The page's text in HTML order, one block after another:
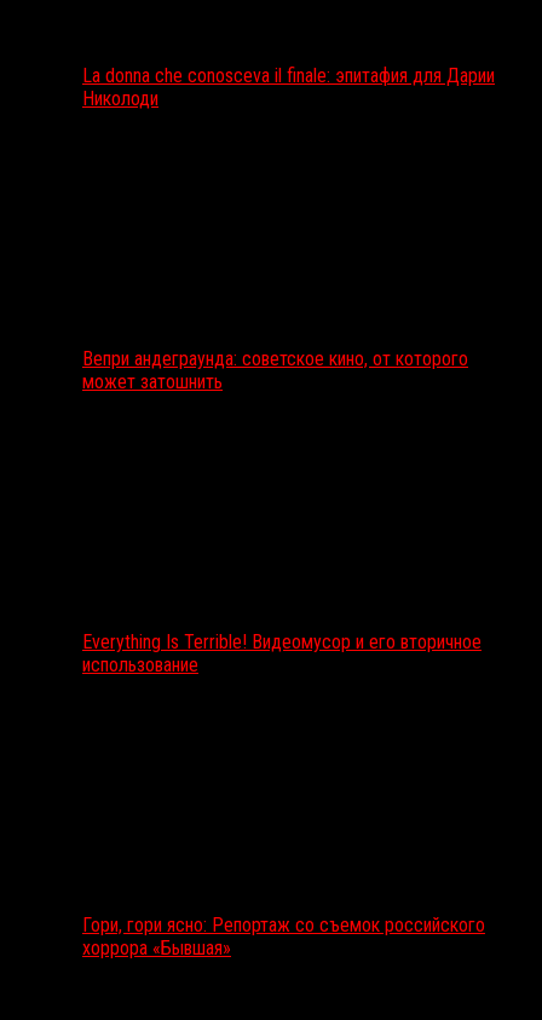
La donna che conosceva il finale: эпитафия для Дарии
Николоди
Вепри андеграунда: советское кино, от которого
может затошнить
Everything Is Terrible! Видеомусор и его вторичное
использование
Гори, гори ясно: Репортаж со съемок российского
хоррора «Бывшая»